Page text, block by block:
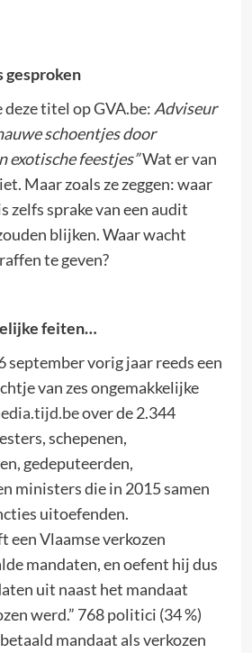
gesproken
deze titel op GVA.be: Adviseur
schoentjes door
exotische feestjes”Wat er van
Maar zoals ze zeggen: waar
zelfs sprake van een audit
blijken. Waar wacht
te geven?
feiten…
september vorig jaar reeds een
van zes ongemakkelijke
over de 2.344
schepenen,
gedeputeerden,
ministers die in 2015 samen
uitoefenden.
een Vlaamse verkozen
mandaten, en oefent hij dus
uit naast het mandaat
werd.” 768 politici (34 %)
mandaat als verkozen